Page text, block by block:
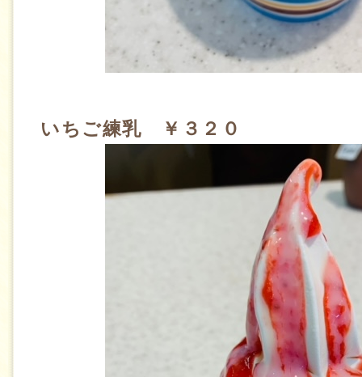
いちご練乳 ￥３２０